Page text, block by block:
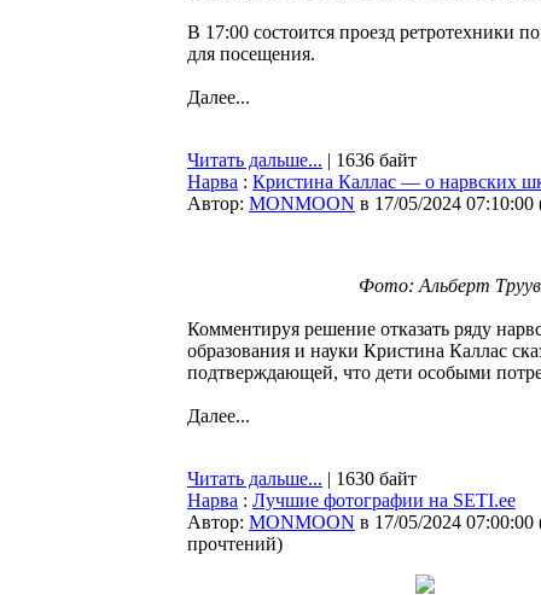
В 17:00 состоится проезд ретротехники
для посещения.
Далее...
Читать дальше... | 1636 байт
Нарва : Кристина Каллас — о нарвских
Автор: MONMOON в 17/05/2024 07:10:00
Фото: Альберт
Комментируя решение отказать ряду
образования и науки Кристина Каллас
подтверждающей, что дети особыми
Далее...
Читать дальше... | 1630 байт
Нарва : Лучшие фотографии на SETI.ee
Автор: MONMOON в 17/05/2024 07:00:00
прочтений)